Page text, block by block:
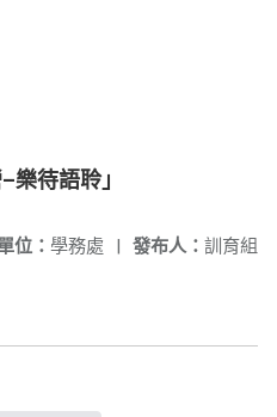
樂待語聆」
發布人： 訓育組
位： 學務處 |